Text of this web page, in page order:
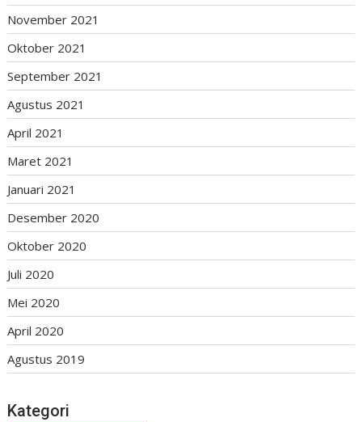
November 2021
Oktober 2021
September 2021
Agustus 2021
April 2021
Maret 2021
Januari 2021
Desember 2020
Oktober 2020
Juli 2020
Mei 2020
April 2020
Agustus 2019
Kategori